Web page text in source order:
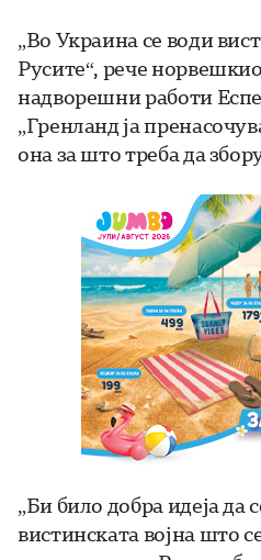
„Во Украина се води
Русите“, рече
надворешни работи
„Гренланд ја
она за што треба да
„Би било добра идеја да
вистинската војна што